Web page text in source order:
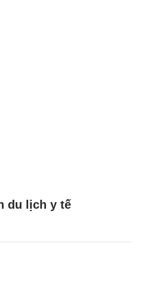
du lịch y tế